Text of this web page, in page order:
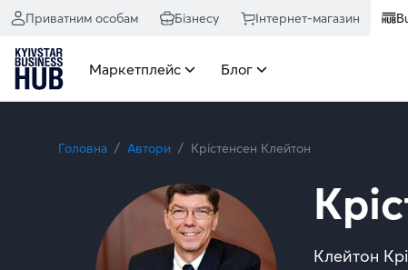
Приватним особам Бізнесу Інтернет-магазин
Маркетплейс Блог
Головна Автори Крістенсен Клейтон
Клейтон